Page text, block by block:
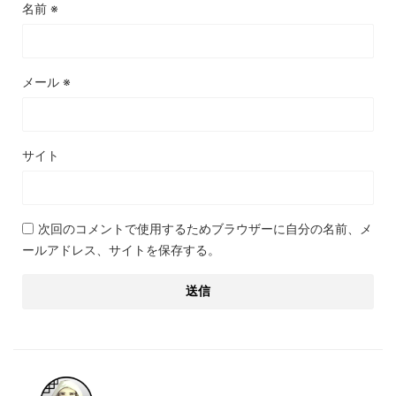
名前 ※
メール ※
サイト
次回のコメントで使用するためブラウザーに自分の名前、メ
ールアドレス、サイトを保存する。